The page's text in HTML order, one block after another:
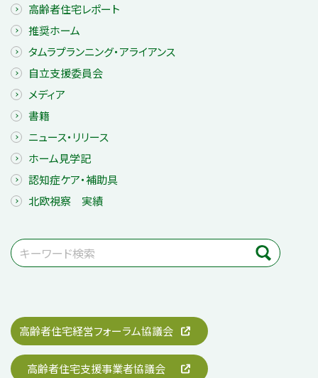
高齢者住宅レポート
推奨ホーム
タムラプランニング・アライアンス
自立支援委員会
メディア
書籍
ニュース・リリース
ホーム見学記
認知症ケア・補助具
北欧視察 実績
高齢者住宅経営フォーラム協議会
高齢者住宅支援事業者協議会